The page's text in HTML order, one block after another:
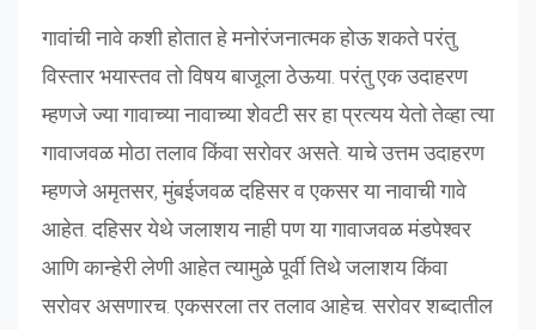
गावांची नावे कशी होतात हे मनोरंजनात्मक होऊ शकते परंतु
विस्तार भयास्तव तो विषय बाजूला ठेऊया. परंतु एक उदाहरण
म्हणजे ज्या गावाच्या नावाच्या शेवटी सर हा प्रत्यय येतो तेव्हा त्या
गावाजवळ मोठा तलाव किंवा सरोवर असते. याचे उत्तम उदाहरण
म्हणजे अमृतसर, मुंबईजवळ दहिसर व एकसर या नावाची गावे
आहेत. दहिसर येथे जलाशय नाही पण या गावाजवळ मंडपेश्वर
आणि कान्हेरी लेणी आहेत त्यामुळे पूर्वी तिथे जलाशय किंवा
सरोवर असणारच. एकसरला तर तलाव आहेच. सरोवर शब्दातील